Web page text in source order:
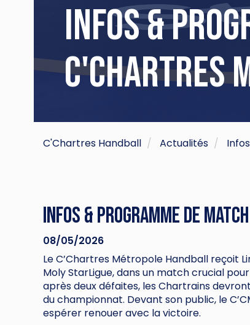
Infos &
C'Chartres
C'Chartres Handball Actualités
Infos & Programme de
08/05/2026
Le C’Chartres Métropole Handball reçoit
Moly StarLigue, dans un match crucial
après deux défaites, les Chartrains
du championnat. Devant son public, le
espérer renouer avec la victoire.